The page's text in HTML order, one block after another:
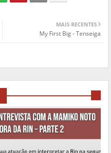
MAIS RECENTES
My First Big - Tenseiga